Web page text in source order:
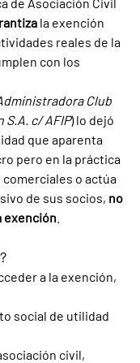
la exención
reales de la
con los
Club
S.A. c/ AFIP) lo dejó
que aparenta
pero en la práctica
o actúa
de sus socios, no
exención
a la exención,
social de utilidad
civil,